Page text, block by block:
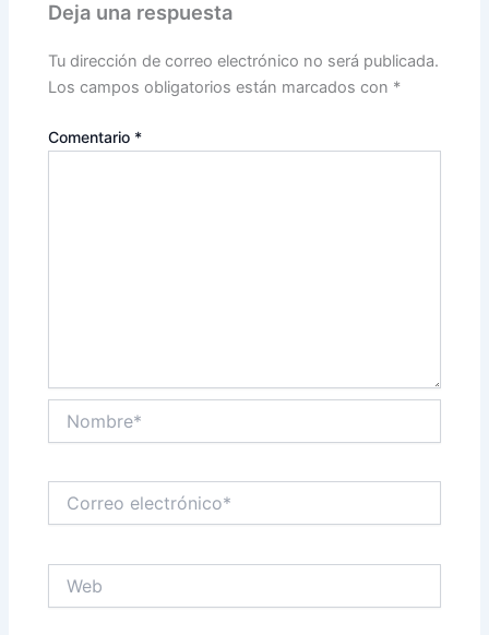
Deja una respuesta
Tu dirección de correo electrónico no será publicada.
Los campos obligatorios están marcados con *
Comentario *
electrónico*